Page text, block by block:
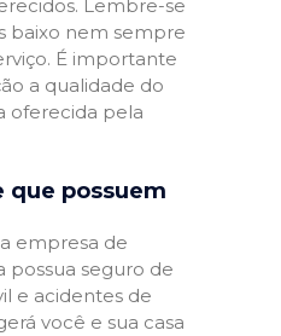
Lembre-se
baixo nem sempre
É importante
a qualidade do
oferecida pela
que possuem
empresa de
possua seguro de
e acidentes de
você e sua casa